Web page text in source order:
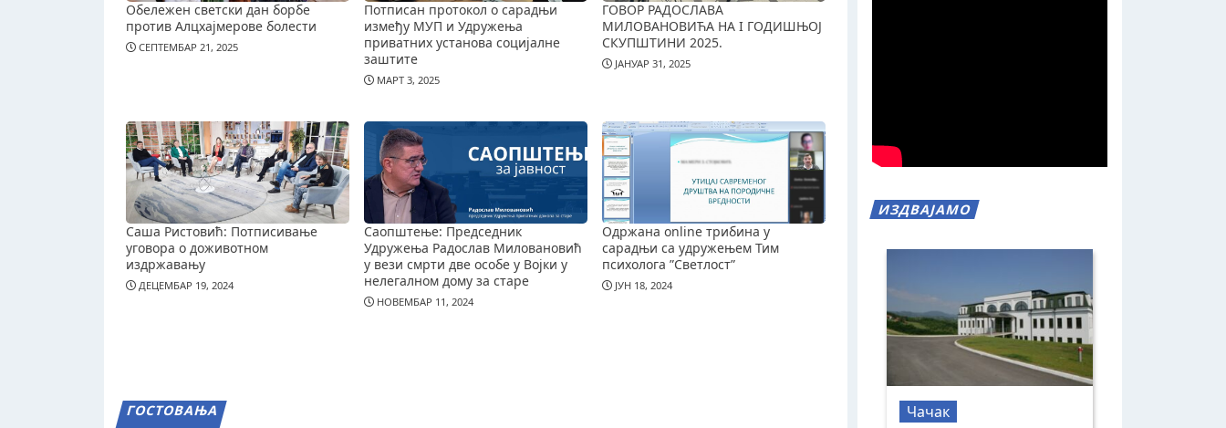
Обележен светски дан борбе
против Алцхајмерове болести
СЕПТЕМБАР 21, 2025
Потписан протокол о сарадњи
између МУП и Удружења
приватних установа социјалне
заштите
МАРТ 3, 2025
ГОВОР РАДОСЛАВА
МИЛОВАНОВИЋА НА I ГОДИШЊОЈ
СКУПШТИНИ 2025.
ЈАНУАР 31, 2025
Саша Ристовић: Потписивање
уговора о доживотном
издржавању
ДЕЦЕМБАР 19, 2024
Саопштење: Председник
Удружења Радослав Миловановић
у вези смрти две особе у Војки у
нелегалном дому за старе
НОВЕМБАР 11, 2024
Одржана online трибина у
сарадњи са удружењем Тим
психолога ”Светлост”
ЈУН 18, 2024
ГОСТОВАЊА
ИЗДВАЈАМО
Чачак